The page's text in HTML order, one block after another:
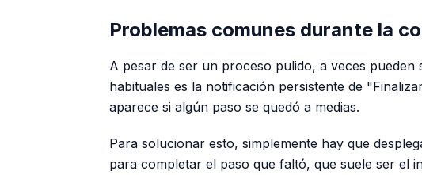
Problemas comunes durante la
A pesar de ser un proceso pulido, a veces pueden
habituales es la notificación persistente de
aparece si algún paso se quedó a medias.
Para solucionar esto, simplemente hay que
para completar el paso que faltó, que suele ser el